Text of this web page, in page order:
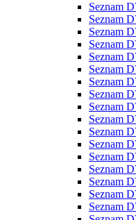
Seznam
Seznam
Seznam
Seznam
Seznam
Seznam
Seznam
Seznam
Seznam
Seznam
Seznam
Seznam
Seznam
Seznam
Seznam
Seznam
Seznam